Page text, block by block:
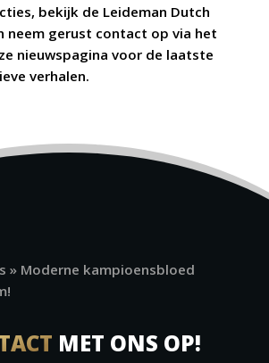
, bekijk de Leideman Dutch
neem gerust contact op via het
nieuwspagina voor de laatste
verhalen.
» Moderne kampioensbloed
MET ONS OP!